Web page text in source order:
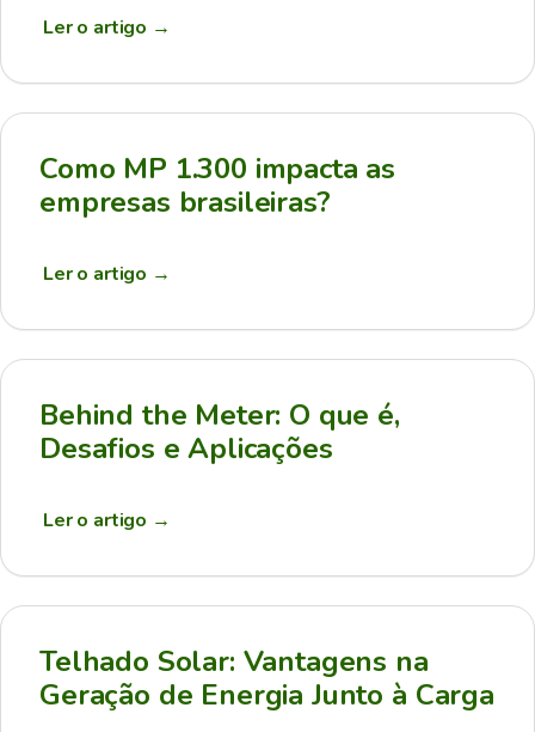
Ler o artigo →
Como MP 1.300 impacta as
empresas brasileiras?
Ler o artigo →
Behind the Meter: O que é,
Desafios e Aplicações
Ler o artigo →
Telhado Solar: Vantagens na
Geração de Energia Junto à Carga